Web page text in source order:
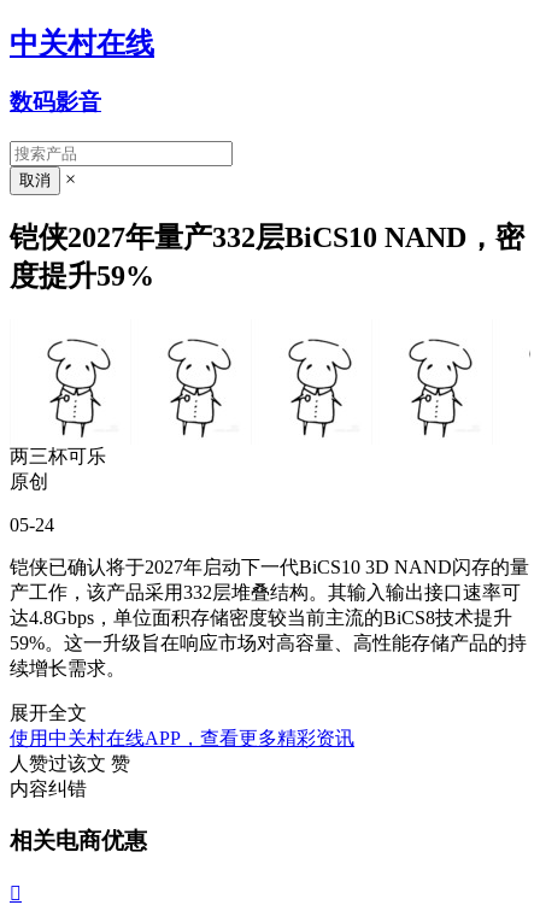
中关村在线
数码影音
×
铠侠2027年量产332层BiCS10 NAND，密
度提升59%
两三杯可乐
原创
05-24
铠侠已确认将于2027年启动下一代BiCS10 3D NAND闪存的量
产工作，该产品采用332层堆叠结构。其输入输出接口速率可
达4.8Gbps，单位面积存储密度较当前主流的BiCS8技术提升
59%。这一升级旨在响应市场对高容量、高性能存储产品的持
续增长需求。
展开全文
使用中关村在线APP，查看更多精彩资讯
人赞过该文 赞
内容纠错
相关电商优惠
